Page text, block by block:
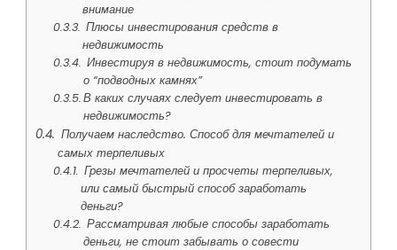
внимание
Плюсы инвестирования средств в
недвижимость
Инвестируя в недвижимость, стоит подумать
о “подводных камнях”
В каких случаях следует инвестировать в
недвижимость?
Получаем наследство. Способ для мечтателей и
самых терпеливых
Грезы мечтателей и просчеты терпеливых,
или самый быстрый способ заработать
деньги?
Рассматривая любые способы заработать
деньги, не стоит забывать о совести